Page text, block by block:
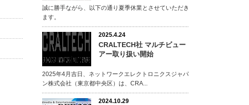
誠に勝手ながら、以下の通り夏季休業とさせていただき
ます。
2025.4.24
CRALTECH社 マルチビュー
アー取り扱い開始
2025年4月吉日、ネットワークエレクトロニクスジャパ
ン株式会社（東京都中央区）は、CRA...
2024.10.29